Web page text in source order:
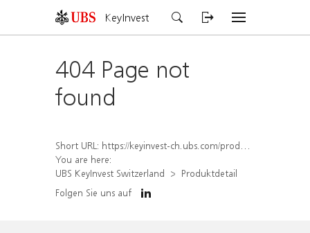
KeyInvest
404 Page not
found
Short URL: https://keyinvest-ch.ubs.com/produkt/detail/index/isin/CH1578389434
You are here:
UBS KeyInvest Switzerland
Produktdetail
Folgen Sie uns auf